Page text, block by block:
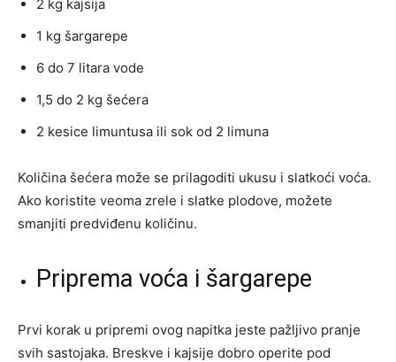
2 kg kajsija
1 kg šargarepe
6 do 7 litara vode
1,5 do 2 kg šećera
2 kesice limuntusa ili sok od 2 limuna
Količina šećera može se prilagoditi ukusu i slatkoći voća.
Ako koristite veoma zrele i slatke plodove, možete
smanjiti predviđenu količinu.
Priprema voća i šargarepe
Prvi korak u pripremi ovog napitka jeste pažljivo pranje
svih sastojaka. Breskve i kajsije dobro operite pod